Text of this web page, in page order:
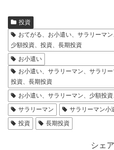
投資
おてがる、お小遣い、サラリーマ
少額投資、投資、長期投資
お小遣い
お小遣い、サラリーマン、サラリ
投資、長期投資
お小遣い、サラリーマン、少額投
サラリーマン
サラリーマン小
投資
長期投資
シェ